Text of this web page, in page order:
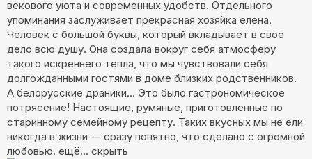
векового уюта и современных удобств. Отдельного
упоминания заслуживает прекрасная хозяйка елена.
Человек с большой буквы, который вкладывает в свое
дело всю душу. Она создала вокруг себя атмосферу
такого искреннего тепла, что мы чувствовали себя
долгожданными гостями в доме близких родственников.
А белорусские драники... Это было гастрономическое
потрясение! Настоящие, румяные, приготовленные по
старинному семейному рецепту. Таких вкусных мы не ели
никогда в жизни — сразу понятно, что сделано с огромной
любовью. ещё... скрыть